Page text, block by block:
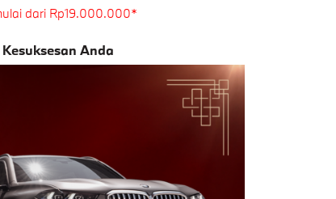
dari Rp19.000.000*
Anda